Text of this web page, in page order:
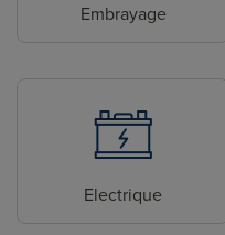
Embrayage
Electrique